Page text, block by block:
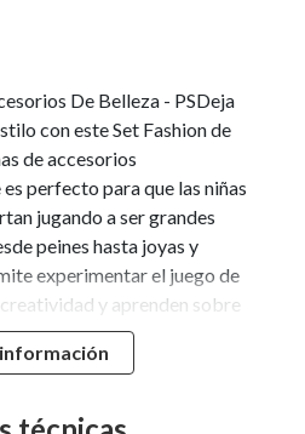
De Belleza - PSDeja
con este Set Fashion de
de accesorios
perfecto para que las niñas
jugando a ser grandes
peines hasta joyas y
experimentar el juego de
y aprenden sobre
para niñas que aman
fomenta la imaginación,
cada accesorio, les